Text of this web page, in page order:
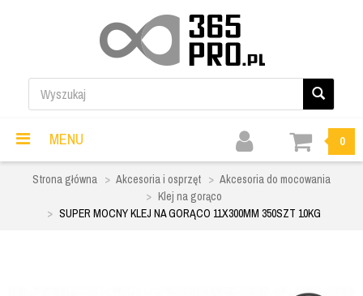
MENU 0
Strona główna Akcesoria i osprzęt
Akcesoria do mocowania
Klej na gorąco
SUPER MOCNY KLEJ NA GORĄCO 11X300MM 350SZT 10KG